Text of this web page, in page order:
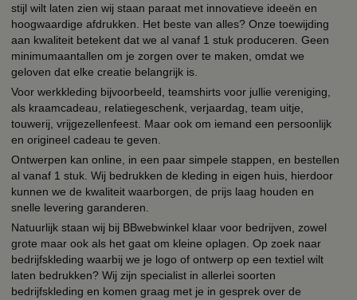
stijl wilt laten zien wij staan paraat met innovatieve ideeën en
hoogwaardige afdrukken. Het beste van alles? Onze toewijding
aan kwaliteit betekent dat we al vanaf 1 stuk produceren. Geen
minimumaantallen om je zorgen over te maken, omdat we
geloven dat elke creatie belangrijk is.
Voor werkkleding bijvoorbeeld, teamshirts voor jullie vereniging,
als kraamcadeau, relatiegeschenk, verjaardag, team uitje,
touwerij, vrijgezellenfeest. Maar ook om iemand een persoonlijk
en origineel cadeau te geven.
Ontwerpen kan online, in een paar simpele stappen, en bestellen
al vanaf 1 stuk. Wij bedrukken de kleding in eigen huis, hierdoor
kunnen we de kwaliteit waarborgen, de prijs laag houden en
snelle levering garanderen.
Natuurlijk staan wij bij BBwebwinkel klaar voor bedrijven, zowel
grote maar ook als het gaat om kleine oplagen. Op zoek naar
bedrijfskleding waarbij we je logo of ontwerp op een textiel wilt
laten bedrukken? Wij zijn specialist in allerlei soorten
bedrijfskleding en komen graag met je in gesprek over de